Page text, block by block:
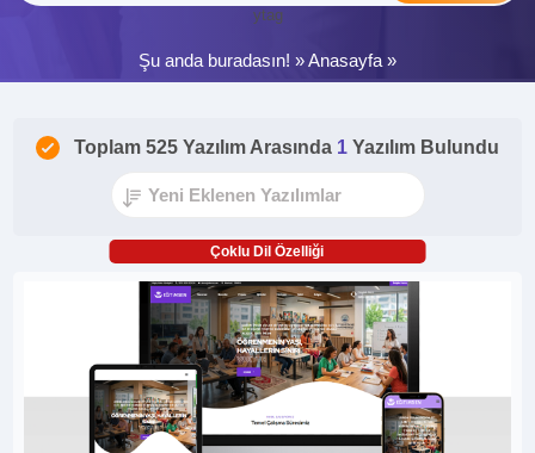
ytag
Şu anda buradasın! »Anasayfa »
Toplam 525 Yazılım Arasında 1 Yazılım Bulundu
Çoklu Dil Özelliği